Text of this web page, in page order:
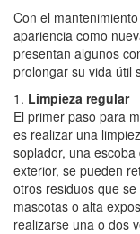
Con el
apariencia como
presentan algunos
prolongar su vida útil
1. Limpieza regular
El primer paso para
es realizar una
soplador, una
exterior, se pueden
otros residuos que
mascotas o alta
realizarse una o dos